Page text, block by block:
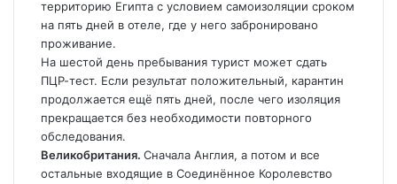
территорию Египта с условием самоизоляции сроком
на пять дней в отеле, где у него забронировано
проживание.
На шестой день пребывания турист может сдать
ПЦР-тест. Если результат положительный, карантин
продолжается ещё пять дней, после чего изоляция
прекращается без необходимости повторного
обследования.
Великобритания. Сначала Англия, а потом и все
остальные входящие в Соединённое Королевство